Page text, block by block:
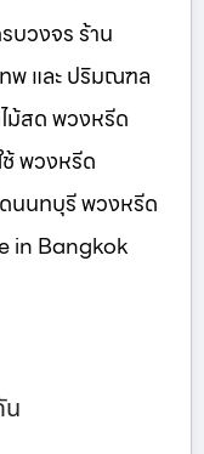
บวงจร ร้าน
พ และ ปริมณฑล
ม้สด พวงหรีด
พวงหรีด
นนทบุรี พวงหรีด
in Bangkok